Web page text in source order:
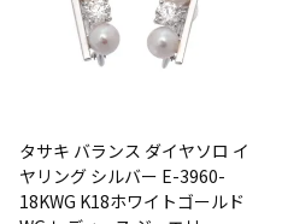
タサキ バランス ダイヤソロ イ
ヤリング シルバー E-3960-
18KWG K18ホワイトゴールド